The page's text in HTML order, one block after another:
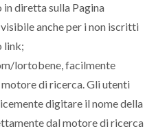
in diretta sulla Pagina
anche per i non iscritti
link;
lortobene, facilmente
di ricerca. Gli utenti
digitare il nome della
dal motore di ricerca